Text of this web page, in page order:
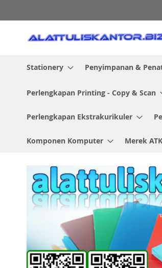
to
Stationery
Penyimpanan &
Perlengkapan Printing - Copy & Scan
Perlengkapan Ekstrakurikuler
Komponen Komputer Merek ATK